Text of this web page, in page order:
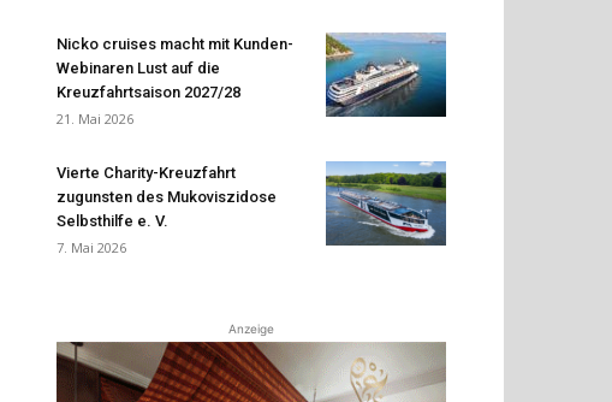
Nicko cruises macht mit Kunden-
Webinaren Lust auf die
Kreuzfahrtsaison 2027/28
21. Mai 2026
Vierte Charity-Kreuzfahrt
zugunsten des Mukoviszidose
Selbsthilfe e. V.
7. Mai 2026
Anzeige